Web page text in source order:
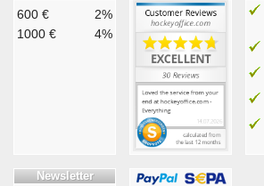
600 €
2%
1000 €
4%
Newsletter